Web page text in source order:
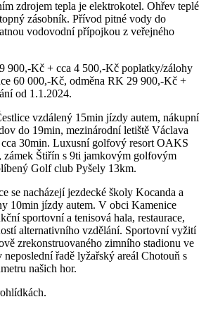
zdrojem tepla je elektrokotel. Ohřev teplé
zásobník. Přívod pitné vody do
vodovodní přípojkou z veřejného
900,-Kč + cca 4 500,-Kč poplatky/zálohy
60 000,-Kč, odměna RK 29 900,-Kč +
od 1.1.2024.
vzdálený 15min jízdy autem, nákupní
do 19min, mezinárodní letiště Václava
30min. Luxusní golfový resort OAKS
zámek Štiřín s 9ti jamkovým golfovým
Golf club Pyšely 13km.
se nacházejí jezdecké školy Kocanda a
10min jízdy autem. V obci Kamenice
sportovní a tenisová hala, restaurace,
alternativního vzdělání. Sportovní vyžití
zrekonstruovaného zimního stadionu ve
řadě lyžařský areál Chotouň s
našich hor.